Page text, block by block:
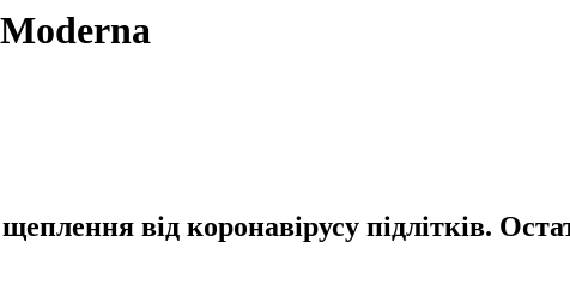
від коронавірусу підлітків.